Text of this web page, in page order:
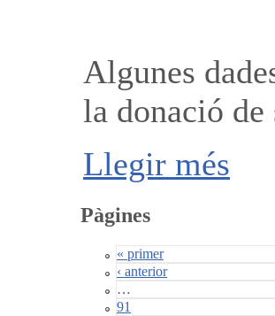
Algunes
la donació de
Llegir més
Pàgines
« primer
‹ anterior
…
91